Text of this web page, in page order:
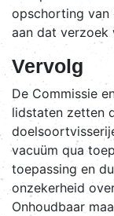
opschorting van
aan dat verzoek
Vervolg
De Commissie
lidstaten zetten
vacuüm qua
toepassing en
onzekerheid
Onhoudbaar